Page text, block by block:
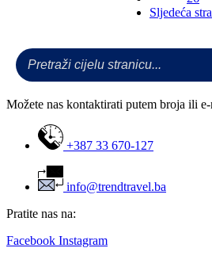
Možete nas kontaktirati putem broja ili e-
+387 33 670-127
info@trendtravel.ba
Pratite nas na:
Facebook Instagram